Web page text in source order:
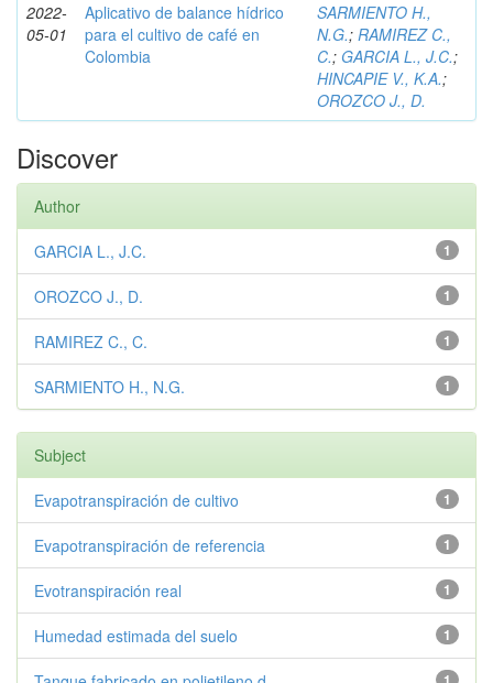
2022-
05-01
Aplicativo de balance hídrico
para el cultivo de café en
Colombia
SARMIENTO H.,
N.G.; RAMIREZ C.,
C.; GARCIA L., J.C.;
HINCAPIE V., K.A.;
OROZCO J., D.
Discover
Author
1
GARCIA L., J.C.
1
OROZCO J., D.
1
RAMIREZ C., C.
1
SARMIENTO H., N.G.
Subject
1
Evapotranspiración de cultivo
1
Evapotranspiración de referencia
1
Evotranspiración real
1
Humedad estimada del suelo